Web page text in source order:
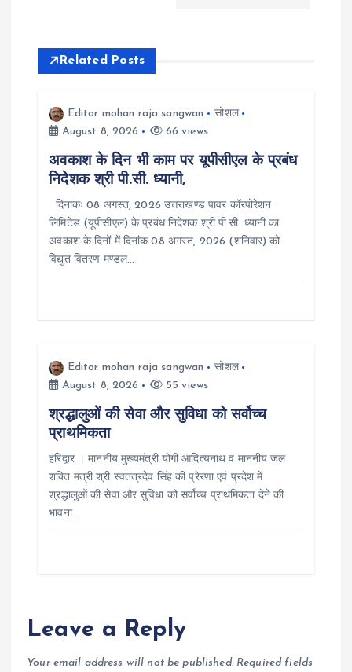
v
Related Posts
Editor mohan raja sangwan
सोशल
August 8, 2026
66 views
अवकाश के दिन भी काम पर यूपीसीएल के प्रबंध
निदेशक श्री पी.सी. ध्यानी,
दिनांकः 08 अगस्त, 2026 उत्तराखण्ड पावर कॉरपोरेशन
लिमिटेड (यूपीसीएल) के प्रबंध निदेशक श्री पी.सी. ध्यानी का
अवकाश के दिनों में दिनांक 08 अगस्त, 2026 (शनिवार) को
विद्युत वितरण मण्डल…
Editor mohan raja sangwan
सोशल
August 8, 2026
55 views
श्रद्धालुओं की सेवा और सुविधा को सर्वोच्च
प्राथमिकता
हरिद्वार । माननीय मुख्यमंत्री योगी आदित्यनाथ व माननीय जल
शक्ति मंत्री श्री स्वतंत्रदेव सिंह की प्रेरणा एवं प्रदेश में
श्रद्धालुओं की सेवा और सुविधा को सर्वोच्च प्राथमिकता देने की
भावना…
Leave a Reply
Your email address will not be published. Required fields